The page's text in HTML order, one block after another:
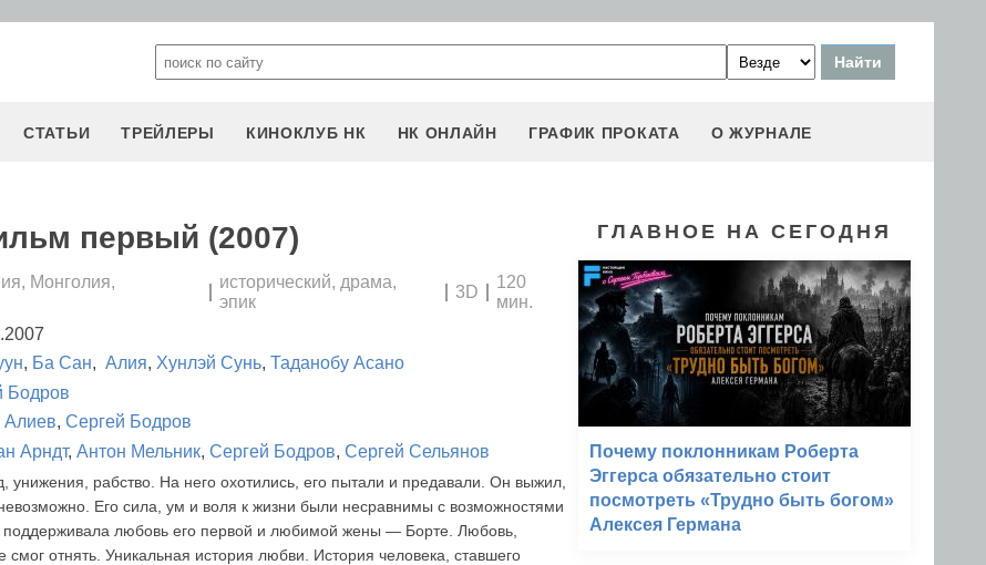
СТАТЬИ ТРЕЙЛЕРЫ КИНОКЛУБ НК НК ОНЛАЙН ГРАФИК ПРОКАТА О ЖУРНАЛЕ
первый (2007)
Монголия,
исторический, драма,
эпик
3D
120
мин.
, Ба Сан, Алия, Хунлэй Сунь, Таданобу Асано
Бодров
, Сергей Бодров
Арндт, Антон Мельник, Сергей Бодров, Сергей Сельянов
унижения, рабство. На него охотились, его пытали и предавали. Он выжил,
невозможно. Его сила, ум и воля к жизни были несравнимы с возможностями
поддерживала любовь его первой и любимой жены — Борте. Любовь,
смог отнять. Уникальная история любви. История человека, ставшего
ГЛАВНОЕ НА СЕГОДНЯ
Почему поклонникам Роберта
Эггерса обязательно стоит
посмотреть «Трудно быть богом»
Алексея Германа